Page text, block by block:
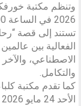
تستند إلى قصة
الفعالية بين
الاصطناعي، والآخر
والتكامل.